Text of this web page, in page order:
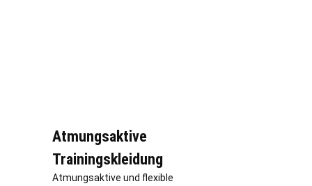
Atmungsaktive
Trainingskleidung
Atmungsaktive und flexible